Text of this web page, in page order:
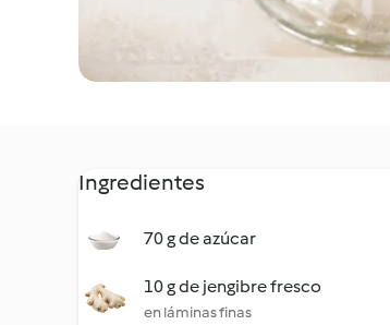
Ingredientes
70 g de azúcar
10 g de jengibre fresco
en láminas finas